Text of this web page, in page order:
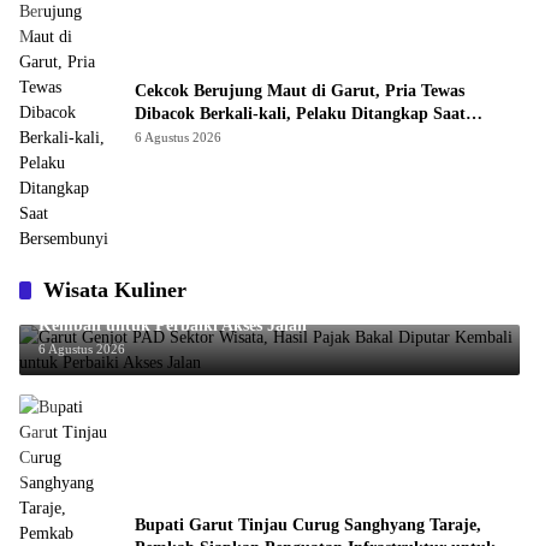
Cekcok Berujung Maut di Garut, Pria Tewas
Dibacok Berkali-kali, Pelaku Ditangkap Saat
Bersembunyi
6 Agustus 2026
Wisata Kuliner
Garut Genjot PAD Sektor Wisata, Hasil Pajak Bakal Diputar
Kembali untuk Perbaiki Akses Jalan
6 Agustus 2026
Bupati Garut Tinjau Curug Sanghyang Taraje,